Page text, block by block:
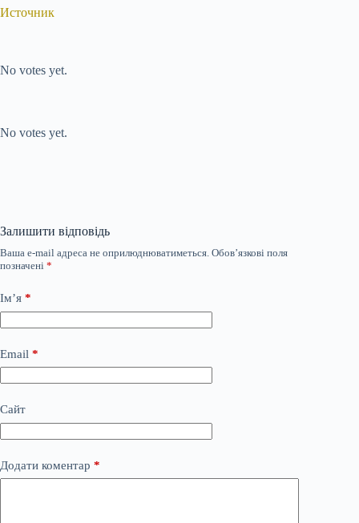
Источник
No votes yet.
No votes yet.
Залишити відповідь
Ваша e-mail адреса не оприлюднюватиметься. Обов’язкові поля
позначені *
Ім’я *
Email *
Сайт
Додати коментар *